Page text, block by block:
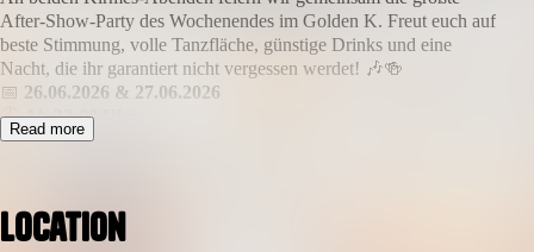
After-Show-Party des Wochenendes im Golden K. Freut euch auf
beste Stimmung, volle Tanzfläche, günstige Drinks und eine
Nacht, die ihr garantiert nicht vergessen werdet! 🎶🍻
📅 26.06.2026 & 27.06.2026
🕙Ab 22:00 Uhr
📍Golden K – Adlerstraße 5, 40822 Mettmann
• Fassbier 2,00 €
• Dos Mas Shot 2,00 €
Read more
Location